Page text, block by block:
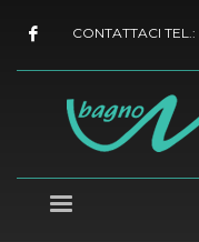
CONTATTACI TEL.: